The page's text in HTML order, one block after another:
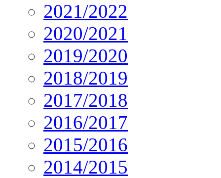
2021/2022
2020/2021
2019/2020
2018/2019
2017/2018
2016/2017
2015/2016
2014/2015